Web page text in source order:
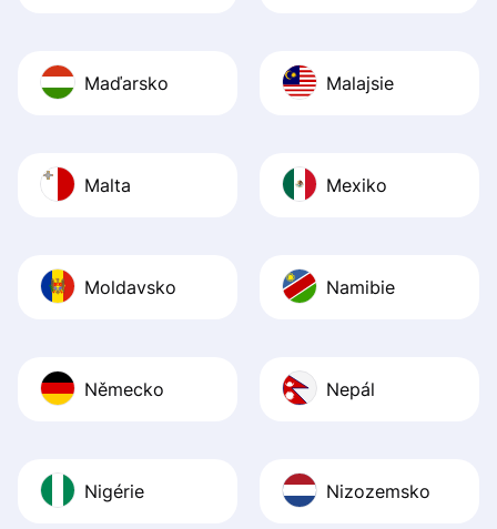
Maďarsko Malajsie
Malta Mexiko
Moldavsko Namibie
Německo Nepál
Nigérie Nizozemsko